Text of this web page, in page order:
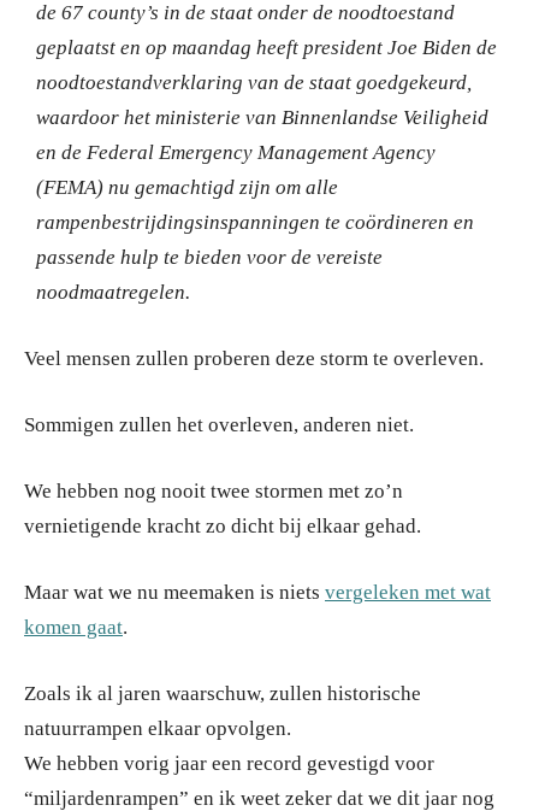
de 67 county’s in de staat onder de noodtoestand
geplaatst en op maandag heeft president Joe Biden de
noodtoestandverklaring van de staat goedgekeurd,
waardoor het ministerie van Binnenlandse Veiligheid
en de Federal Emergency Management Agency
(FEMA) nu gemachtigd zijn om alle
rampenbestrijdingsinspanningen te coördineren en
passende hulp te bieden voor de vereiste
noodmaatregelen.
Veel mensen zullen proberen deze storm te overleven.
Sommigen zullen het overleven, anderen niet.
We hebben nog nooit twee stormen met zo’n
vernietigende kracht zo dicht bij elkaar gehad.
Maar wat we nu meemaken is niets vergeleken met wat
komen gaat.
Zoals ik al jaren waarschuw, zullen historische
natuurrampen elkaar opvolgen.
We hebben vorig jaar een record gevestigd voor
“miljardenrampen” en ik weet zeker dat we dit jaar nog